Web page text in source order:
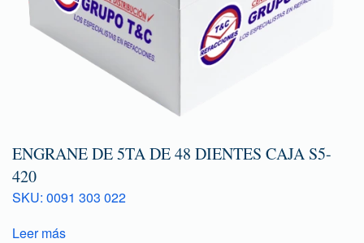
ENGRANE DE 5TA DE 48 DIENTES CAJA S5-
420
SKU: 0091 303 022
Leer más